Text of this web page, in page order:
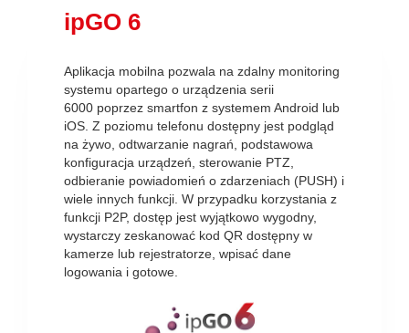
ipGO 6
Aplikacja mobilna pozwala na zdalny monitoring
systemu opartego o urządzenia serii
6000 poprzez smartfon z systemem Android lub
iOS. Z poziomu telefonu dostępny jest podgląd
na żywo, odtwarzanie nagrań, podstawowa
konfiguracja urządzeń, sterowanie PTZ,
odbieranie powiadomień o zdarzeniach (PUSH) i
wiele innych funkcji. W przypadku korzystania z
funkcji P2P, dostęp jest wyjątkowo wygodny,
wystarczy zeskanować kod QR dostępny w
kamerze lub rejestratorze, wpisać dane
logowania i gotowe.